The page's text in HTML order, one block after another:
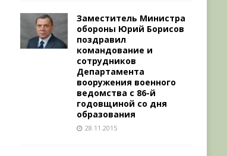
Заместитель Министра
обороны Юрий Борисов
поздравил
командование и
сотрудников
Департамента
вооружения военного
ведомства с 86-й
годовщиной со дня
образования
28.11.2015